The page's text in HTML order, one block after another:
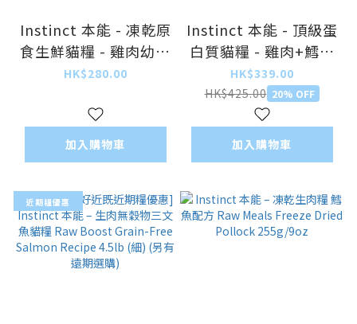
Instinct 本能 - 凍乾原
食生鮮貓糧 - 雞肉幼貓
配方 Raw Meals
269g/9.5oz
HK$280.00
加入購物車
Instinct 本能 - 頂級蛋
白質貓糧 - 雞肉+鱈魚
(護毛配方) Ultimate
Protein® Chicken
and COD (Skin &
Coat) 3.3lb (細)
HK$339.00
HK$425.00 20% OFF
加入購物車
近期糧優惠